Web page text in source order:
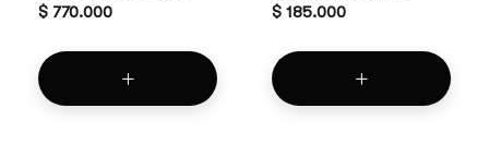
$ 770.000 $ 185.000